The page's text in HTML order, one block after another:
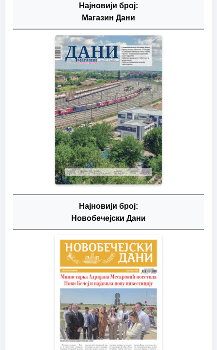
Најновији број:
Магазин Дани
Најновији број:
Новобечејски Дани